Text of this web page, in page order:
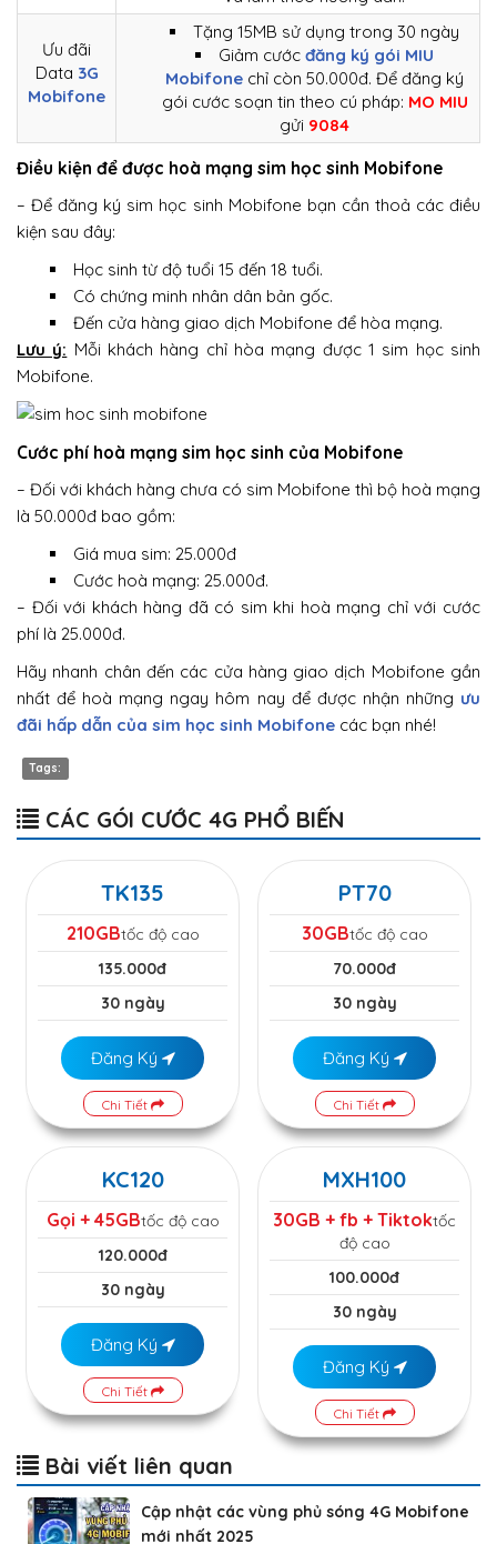
Ưu đãi
Data 3G
Mobifone
Tặng 15MB sử dụng trong 30 ngày
Giảm cước đăng ký gói MIU
Mobifone chỉ còn 50.000đ. Để đăng ký
gói cước soạn tin theo cú pháp: MO MIU
gửi 9084
Điều kiện để được hoà mạng sim học sinh Mobifone
– Để đăng ký sim học sinh Mobifone bạn cần thoả các điều
kiện sau đây:
Học sinh từ độ tuổi 15 đến 18 tuổi.
Có chứng minh nhân dân bản gốc.
Đến cửa hàng giao dịch Mobifone để hòa mạng.
Lưu ý: Mỗi khách hàng chỉ hòa mạng được 1 sim học sinh
Mobifone.
Cước phí hoà mạng sim học sinh của Mobifone
– Đối với khách hàng chưa có sim Mobifone thì bộ hoà mạng
là 50.000đ bao gồm:
Giá mua sim: 25.000đ
Cước hoà mạng: 25.000đ.
– Đối với khách hàng đã có sim khi hoà mạng chỉ với cước
phí là 25.000đ.
Hãy nhanh chân đến các cửa hàng giao dịch Mobifone gần
nhất để hoà mạng ngay hôm nay để được nhận những ưu
đãi hấp dẫn của sim học sinh Mobifone các bạn nhé!
Tags:
CÁC GÓI CƯỚC 4G PHỔ BIẾN
TK135
210GBtốc độ cao
135.000đ
30 ngày
Đăng Ký
Chi Tiết
PT70
30GBtốc độ cao
70.000đ
30 ngày
Đăng Ký
Chi Tiết
KC120
Gọi + 45GBtốc độ cao
120.000đ
30 ngày
Đăng Ký
Chi Tiết
MXH100
30GB + fb + Tiktoktốc
độ cao
100.000đ
30 ngày
Đăng Ký
Chi Tiết
Bài viết liên quan
Cập nhật các vùng phủ sóng 4G Mobifone
mới nhất 2025